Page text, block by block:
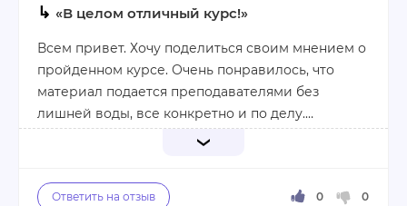
↳ «В целом отличный курс!»
Всем привет. Хочу поделиться своим мнением о
пройденном курсе. Очень понравилось, что
материал подается преподавателями без
лишней воды, все конкретно и по делу.
Интересно и полезно проходят лекции. Курс
продукты и в дальнейшем развивать их.
которыми мне было легко и комфортно